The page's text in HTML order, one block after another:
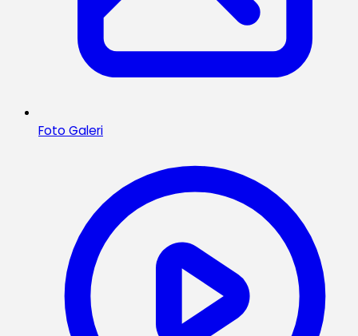
Foto Galeri